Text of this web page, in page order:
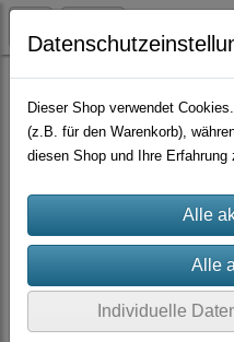
Großmengen Samen
Dieser Shop verwendet
(z.B. für den Warenkorb),
diesen Shop und Ihre Erfahrung
Individuelle